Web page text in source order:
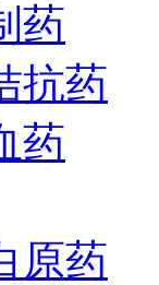
药
抗药
药
原药